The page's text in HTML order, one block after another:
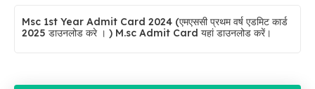
Msc 1st Year Admit Card 2024 (एमएससी प्रथम वर्ष एडमिट कार्ड
2025 डाउनलोड करे । ) M.sc Admit Card यहां डाउनलोड करें।